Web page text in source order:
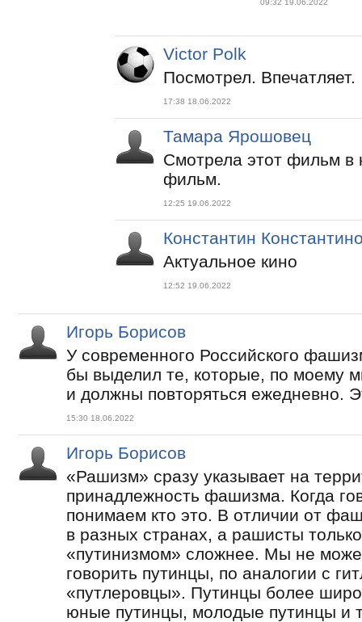
09:32 19.06.2022
Victor Polk
Посмотрел. Впечатляет.
17:38 18.06.2022
Тамара Ярошовец
Смотрела этот фильм в
фильм.
12:25 19.06.2022
Константин
Актуальное кино
12:52 19.06.2022
Игорь Борисов
У современного Российского
бы выделил те, которые, по моему
и должны повторяться ежедневно.
15:30 18.06.2022
Игорь Борисов
«Рашизм» сразу указывает на
принадлежность фашизма. Когда
понимаем кто это. В отличии от
в разных странах, а рашисты
«путинизмом» сложнее. Мы не
говорить путинцы, по аналогии с
«путлеровцы». Путинцы более
юные путинцы, молодые путинцы и